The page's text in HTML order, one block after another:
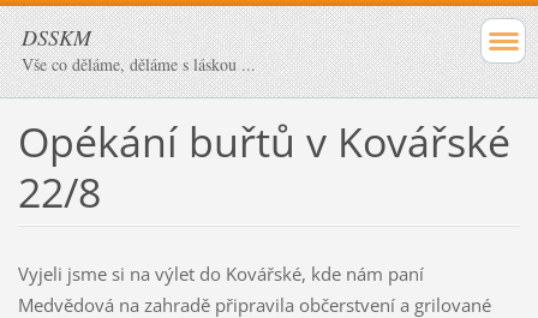
DSSKM
Vše co děláme, děláme s láskou ...
Opékání buřtů v Kovářské
22/8
Vyjeli jsme si na výlet do Kovářské, kde nám paní
Medvědová na zahradě připravila občerstvení a grilované